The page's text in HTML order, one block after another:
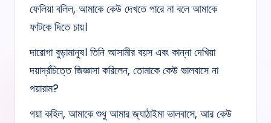
ফেলিয়া বলিল, আমাকে কেউ দেখতে পারে না বলে আমাকে
ফাটকে দিতে চায়।
দারোগা বুড়ামানুষ। তিনি আসামীর বয়স এবং কান্না দেখিয়া
দয়ার্দ্রচিত্তে জিজ্ঞাসা করিলেন, তোমাকে কেউ ভালবাসে না
গয়ারাম?
গয়া কহিল, আমাকে শুধু আমার জ্যাঠাইমা ভালবাসে, আর কেউ